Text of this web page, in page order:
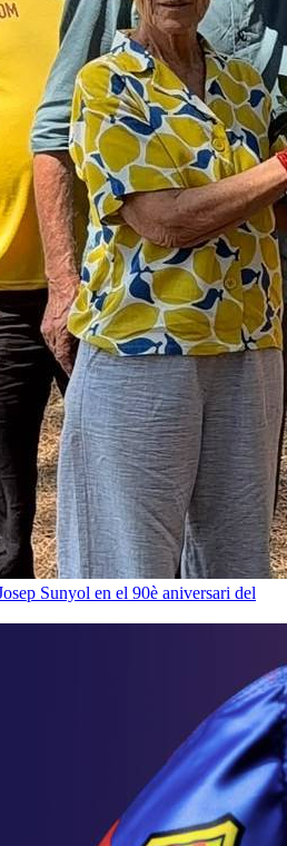
Sunyol en el 90è aniversari del